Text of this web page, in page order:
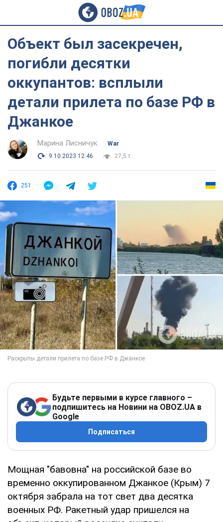
Объект был засекречен,
погибли десятки
оккупантов: всплыли
детали прилета по базе РФ в
Джанкое
Марина Лисничук
War
9.10.2023 12:46
27,5 т.
251
Будьте первыми в курсе главного –
подпишитесь на Новини на OBOZ.UA в
Google
Подписаться
Мощная "бавовна" на российской базе во
временно оккупированном Джанкое (Крым) 7
октября забрала на тот свет два десятка
военных РФ. Ракетный удар пришелся на